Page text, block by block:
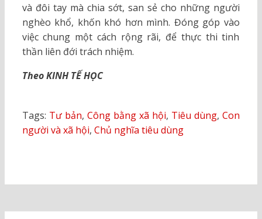
và đôi tay mà chia sớt, san sẻ cho những người
nghèo khổ, khốn khó hơn mình. Đóng góp vào
việc chung một cách rộng rãi, để thực thi tinh
thần liên đới trách nhiệm.
Theo KINH TẾ HỌC
Tags: Tư bản, Công bằng xã hội, Tiêu dùng, Con
người và xã hội, Chủ nghĩa tiêu dùng